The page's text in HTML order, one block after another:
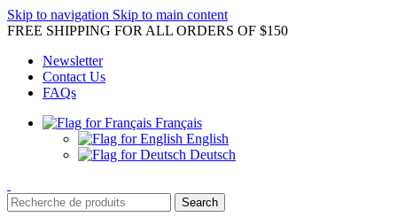
Skip to navigation Skip to main content
FREE SHIPPING FOR ALL ORDERS OF $150
Newsletter
Contact Us
FAQs
Français
English
Deutsch
Search